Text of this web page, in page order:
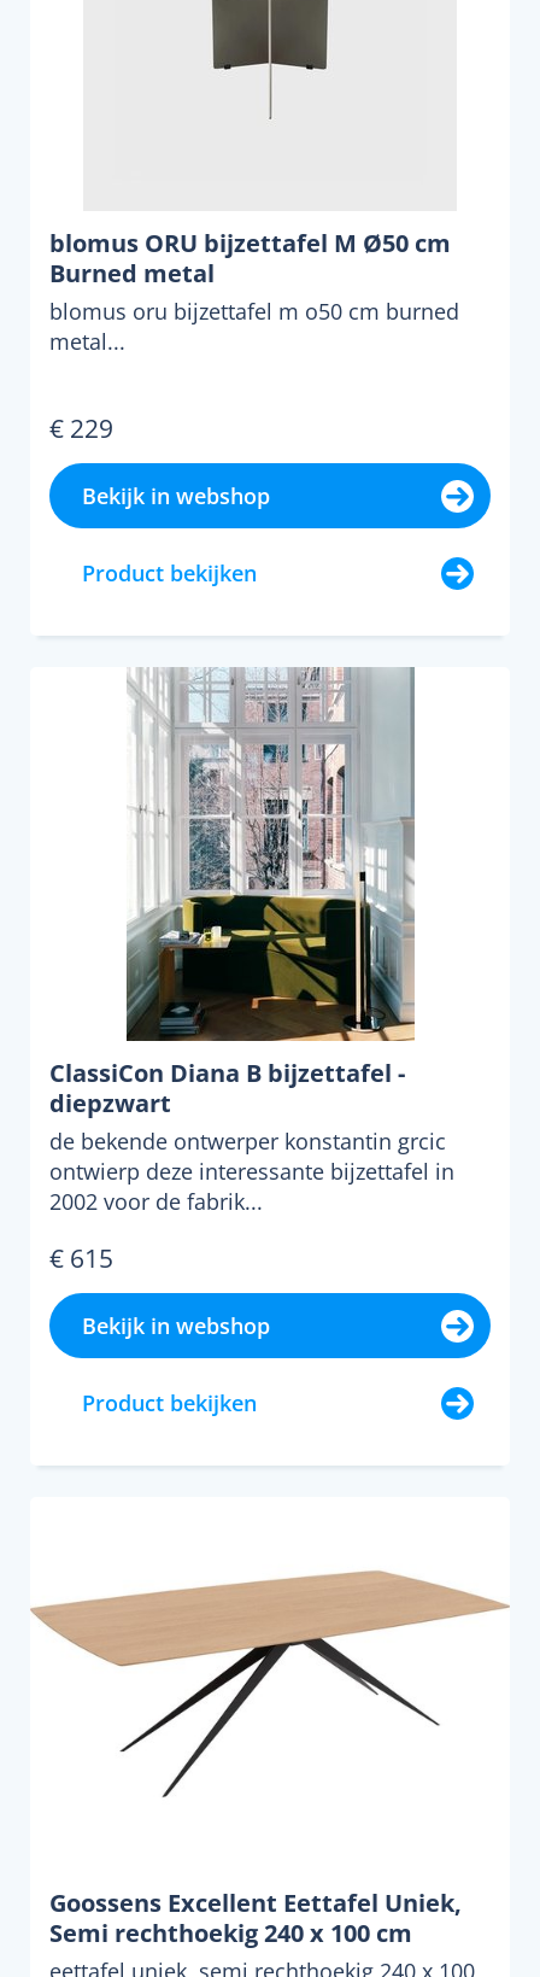
blomus ORU bijzettafel M Ø50 cm
Burned metal
blomus oru bijzettafel m o50 cm burned
metal...
€ 229
Bekijk in webshop
Product bekijken
ClassiCon Diana B bijzettafel -
diepzwart
de bekende ontwerper konstantin grcic
ontwierp deze interessante bijzettafel in
2002 voor de fabrik...
€ 615
Bekijk in webshop
Product bekijken
Goossens Excellent Eettafel Uniek,
Semi rechthoekig 240 x 100 cm
eettafel uniek, semi rechthoekig 240 x 100